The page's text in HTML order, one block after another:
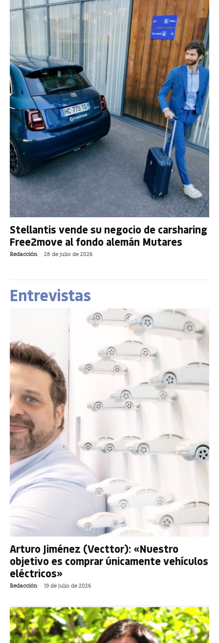
Stellantis vende su negocio de carsharing
Free2move al fondo alemán Mutares
Redacción - 28 de julio de 2026
Entrevistas
Arturo Jiménez (Vecttor): «Nuestro
objetivo es comprar únicamente vehículos
eléctricos»
Redacción - 19 de julio de 2026